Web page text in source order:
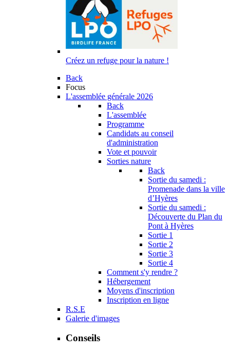
Créez un refuge pour la nature !
Back
Focus
L'assemblée générale 2026
Back
L'assemblée
Programme
Candidats au conseil
d'administration
Vote et pouvoir
Sorties nature
Back
Sortie du samedi :
Promenade dans la ville
d’Hyères
Sortie du samedi :
Découverte du Plan du
Pont à Hyères
Sortie 1
Sortie 2
Sortie 3
Sortie 4
Comment s'y rendre ?
Hébergement
Moyens d'inscription
Inscription en ligne
R.S.E
Galerie d'images
Conseils